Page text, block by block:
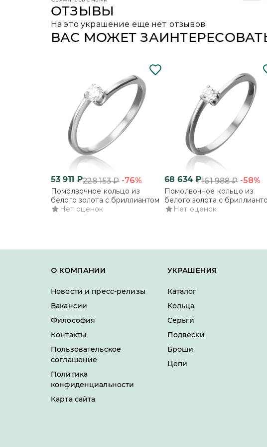
ОТЗЫВЫ
На это украшение еще нет отзывов
ВАС МОЖЕТ
53 911 ₽228 153₽ -76%
Помолвочное кольцо из
белого золота с бриллиантом
Нет оценок
68 634₽161 988₽ -58%
Помолвочное кольцо из
белого золота с
Нет оценок
О КОМПАНИИ
Новости и пресс-релизы
Вакансии
Философия
Контакты
Пользовательское
соглашение
Политика
конфиденциальности
Карта сайта
УКРАШЕНИЯ
Каталог
Кольца
Серьги
Подвески
Броши
Цепи